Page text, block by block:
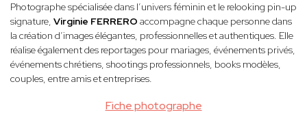
Fiche photographe
Photographe spécialisée dans l’univers féminin et le relooking pin-up
signature, Virginie FERRERO accompagne chaque personne dans
la création d’images élégantes, professionnelles et authentiques. Elle
réalise également des reportages pour mariages, événements privés,
événements chrétiens, shootings professionnels, books modèles,
couples, entre amis et entreprises.